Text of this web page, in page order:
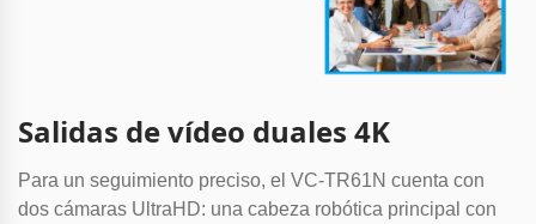
Salidas de vídeo duales 4K
Para un seguimiento preciso, el VC-TR61N cuenta con
dos cámaras UltraHD: una cabeza robótica principal con